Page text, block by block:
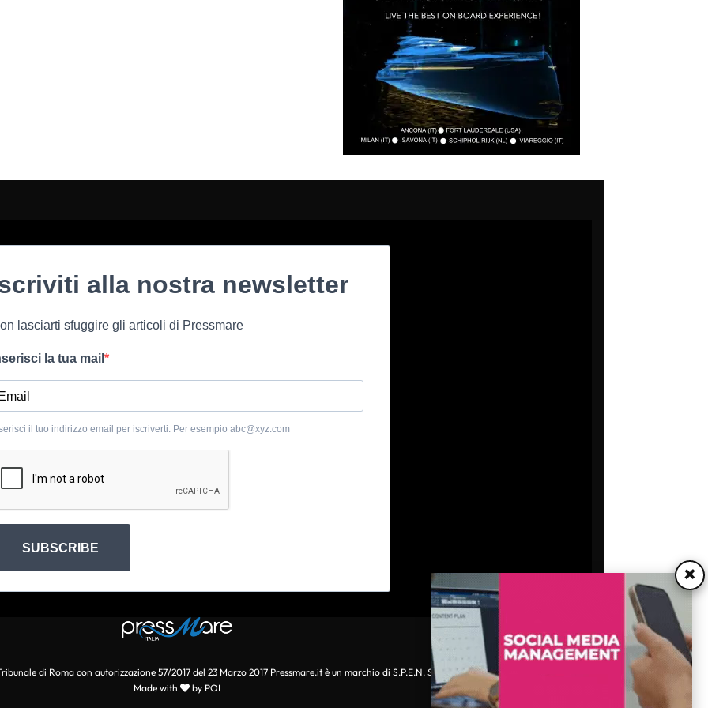
×
alla nostra newsletter
lasciarti sfuggire gli articoli di Pressmare
la tua mail
il tuo indirizzo email per iscriverti. Per esempio abc@xyz.com
SUBSCRIBE
di Roma con autorizzazione 57/2017 del 23 Marzo 2017 Pressmare.it è un marchio di S.P.E.N. Srl - P.IVA 06511641000
Made with
by POI